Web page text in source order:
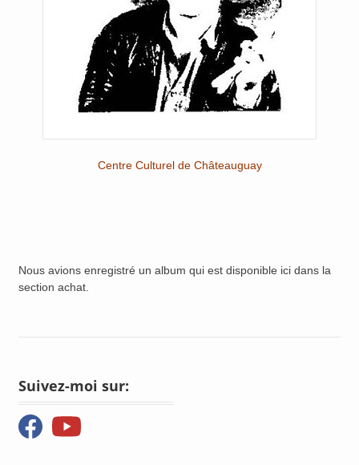
Centre Culturel de Châteauguay
Nous avions enregistré un album qui est disponible ici dans la
section achat.
Suivez-moi sur: